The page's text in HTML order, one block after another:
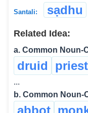
Santali: sạdhu
Related Idea:
a. Common Noun-
druid priest
...
b. Common Noun-